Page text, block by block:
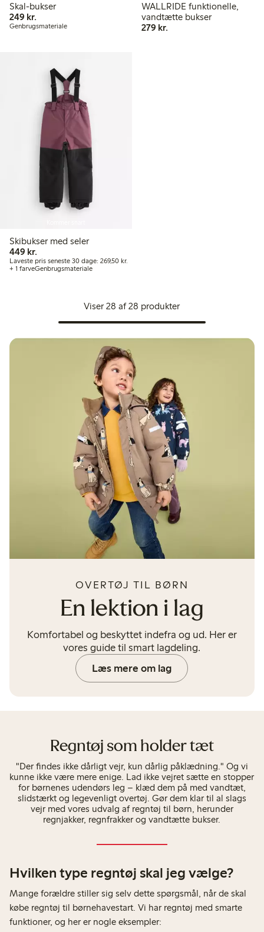
Skal-bukser
249 kr.
Genbrugsmateriale
WALLRIDE funktionelle,
vandtætte bukser
279 kr.279,00 kr.
Skibukser med seler
449 kr.
Laveste pris seneste 30 dage: 269,50 kr.
+ 1 farveGenbrugsmateriale
Viser 28 af 28 produkter
En lektion i lag
OVERTØJ TIL BØRN
Komfortabel og beskyttet indefra og ud. Her er
vores guide til smart lagdeling.
Læs mere om lag
Regntøj som holder tæt
"Der findes ikke dårligt vejr, kun dårlig påklædning." Og vi
kunne ikke være mere enige. Lad ikke vejret sætte en stopper
for børnenes udendørs leg – klæd dem på med vandtæt,
slidstærkt og legevenligt overtøj. Gør dem klar til al slags
vejr med vores udvalg af regntøj til børn, herunder
regnjakker, regnfrakker og vandtætte bukser.
Hvilken type regntøj skal jeg vælge?
Mange forældre stiller sig selv dette spørgsmål, når de skal
købe regntøj til børnehavestart. Vi har regntøj med smarte
funktioner, og her er nogle eksempler: